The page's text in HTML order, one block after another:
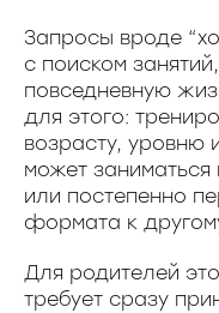
Запросы вроде
с поиском
повседневную
для этого:
возрасту, уровню
может заниматься
или постепенно
формата к
Для родителей
требует сразу